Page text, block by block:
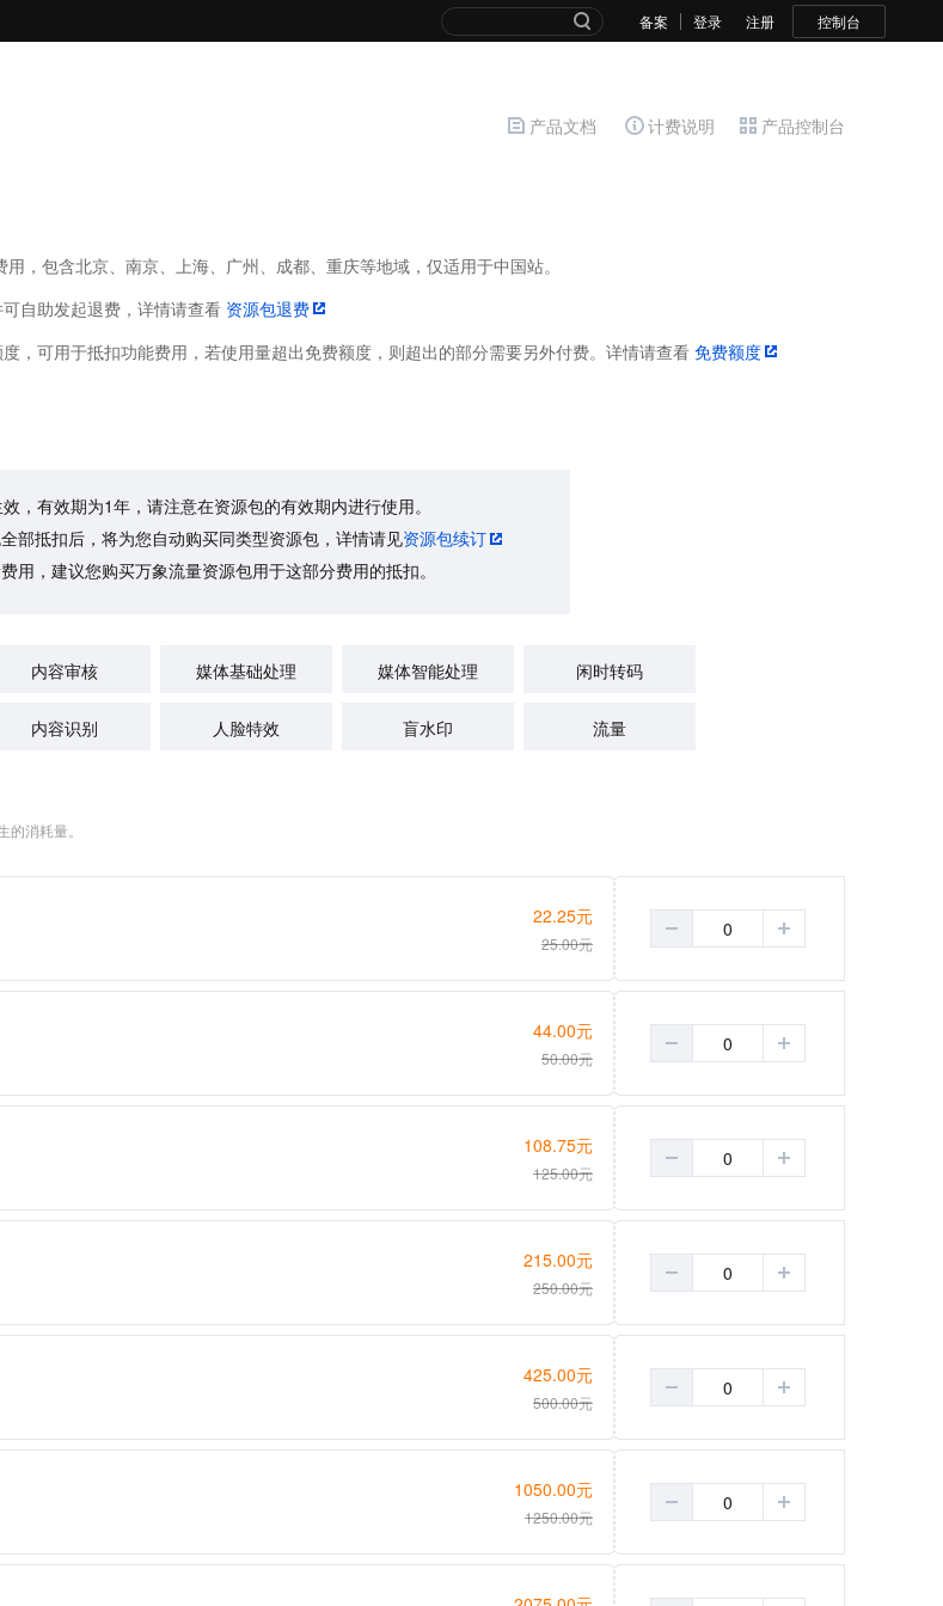
备案 登录 注册 控制台
产品文档 计费说明 产品控制台
，包含北京、南京、上海、广州、成都、重庆等地域，仅适用于中国站。
自助发起退费，详情请查看 资源包退费
，可用于抵扣功能费用，若使用量超出免费额度，则超出的部分需要另外付费。详情请查看 免费额度
，有效期为1年，请注意在资源包的有效期内进行使用。
部抵扣后，将为您自动购买同类型资源包，详情请见资源包续订
用，建议您购买万象流量资源包用于这部分费用的抵扣。
内容审核 媒体基础处理 媒体智能处理 闲时转码
内容识别 人脸特效 盲水印 流量
的消耗量。
22.25元
25.00元
44.00元
50.00元
108.75元
125.00元
215.00元
250.00元
425.00元
500.00元
1050.00元
1250.00元